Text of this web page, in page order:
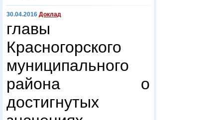
30.04.2016 Доклад
главы
Красногорского
муниципального
района о
достигнутых